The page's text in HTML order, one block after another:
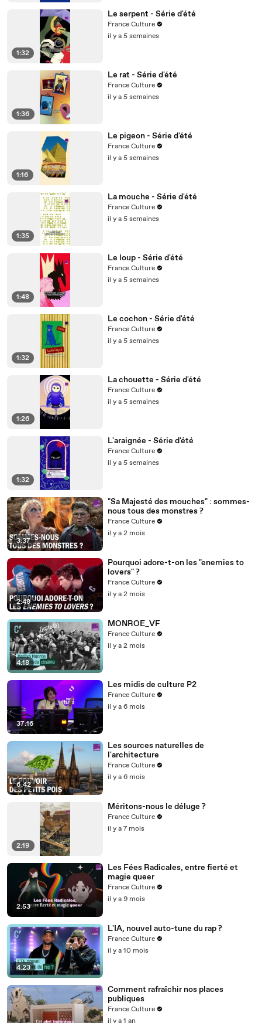
1:32
Le serpent - Série d'été
France Culture
il y a 5 semaines
1:36
Le rat - Série d'été
France Culture
il y a 5 semaines
1:16
Le pigeon - Série d'été
France Culture
il y a 5 semaines
1:35
La mouche - Série d'été
France Culture
il y a 5 semaines
1:48
Le loup - Série d'été
France Culture
il y a 5 semaines
1:32
Le cochon - Série d'été
France Culture
il y a 5 semaines
1:26
La chouette - Série d'été
France Culture
il y a 5 semaines
1:32
L'araignée - Série d'été
France Culture
il y a 5 semaines
3:37
"Sa Majesté des mouches" : sommes-
nous tous des monstres ?
France Culture
il y a 2 mois
2:48
Pourquoi adore-t-on les "enemies to
lovers" ?
France Culture
il y a 2 mois
4:18
MONROE_VF
France Culture
il y a 2 mois
37:16
Les midis de culture P2
France Culture
il y a 6 mois
6:42
Les sources naturelles de
l'architecture
France Culture
il y a 6 mois
2:19
Méritons-nous le déluge ?
France Culture
il y a 7 mois
2:53
Les Fées Radicales, entre fierté et
magie queer
France Culture
il y a 9 mois
4:23
L'IA, nouvel auto-tune du rap ?
France Culture
il y a 10 mois
Comment rafraîchir nos places
publiques
France Culture